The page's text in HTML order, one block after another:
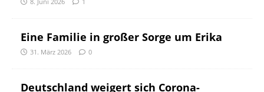
Eine Familie in großer Sorge um Erika
31. März 2026 0
Deutschland weigert sich Corona-